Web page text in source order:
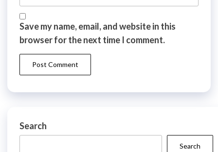
Save my name, email, and website in this
browser for the next time I comment.
Search
Search